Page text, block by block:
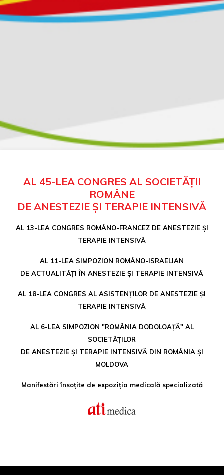
AL 45-LEA CONGRES AL SOCIETĂȚII
ROMÂNE
DE ANESTEZIE ȘI TERAPIE INTENSIVĂ
AL 13-LEA CONGRES ROMÂNO-FRANCEZ DE ANESTEZIE ȘI
TERAPIE INTENSIVĂ
AL 11-LEA SIMPOZION ROMÂNO-ISRAELIAN
DE ACTUALITĂȚI ÎN ANESTEZIE ȘI TERAPIE INTENSIVĂ
AL 18-LEA CONGRES AL ASISTENȚILOR DE ANESTEZIE ȘI
TERAPIE INTENSIVĂ
AL 6-LEA SIMPOZION "ROMÂNIA DODOLOAȚĂ" AL
SOCIETĂȚILOR
DE ANESTEZIE ȘI TERAPIE INTENSIVĂ DIN ROMÂNIA ȘI
MOLDOVA
Manifestări însoțite de expoziția medicală specializată